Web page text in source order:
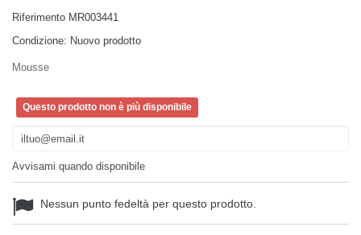
Riferimento MR003441
Condizione: Nuovo prodotto
Mousse
Questo prodotto non è più disponibile
Avvisami quando disponibile
Nessun punto fedeltà per questo prodotto.